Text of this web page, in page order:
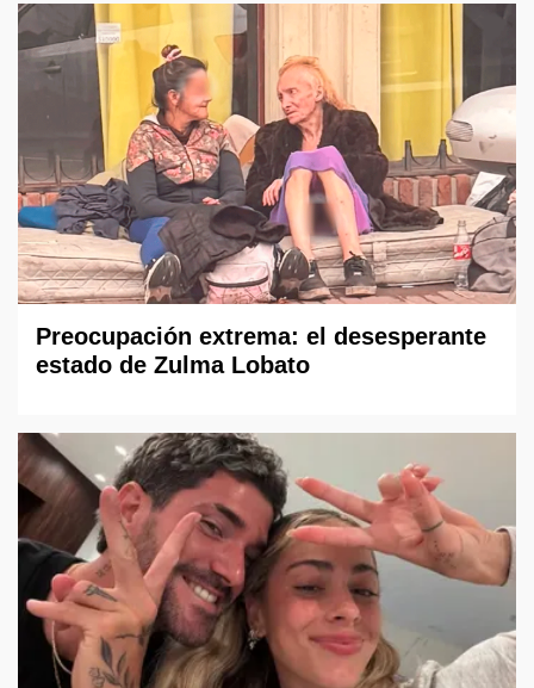
Preocupación extrema: el desesperante
estado de Zulma Lobato